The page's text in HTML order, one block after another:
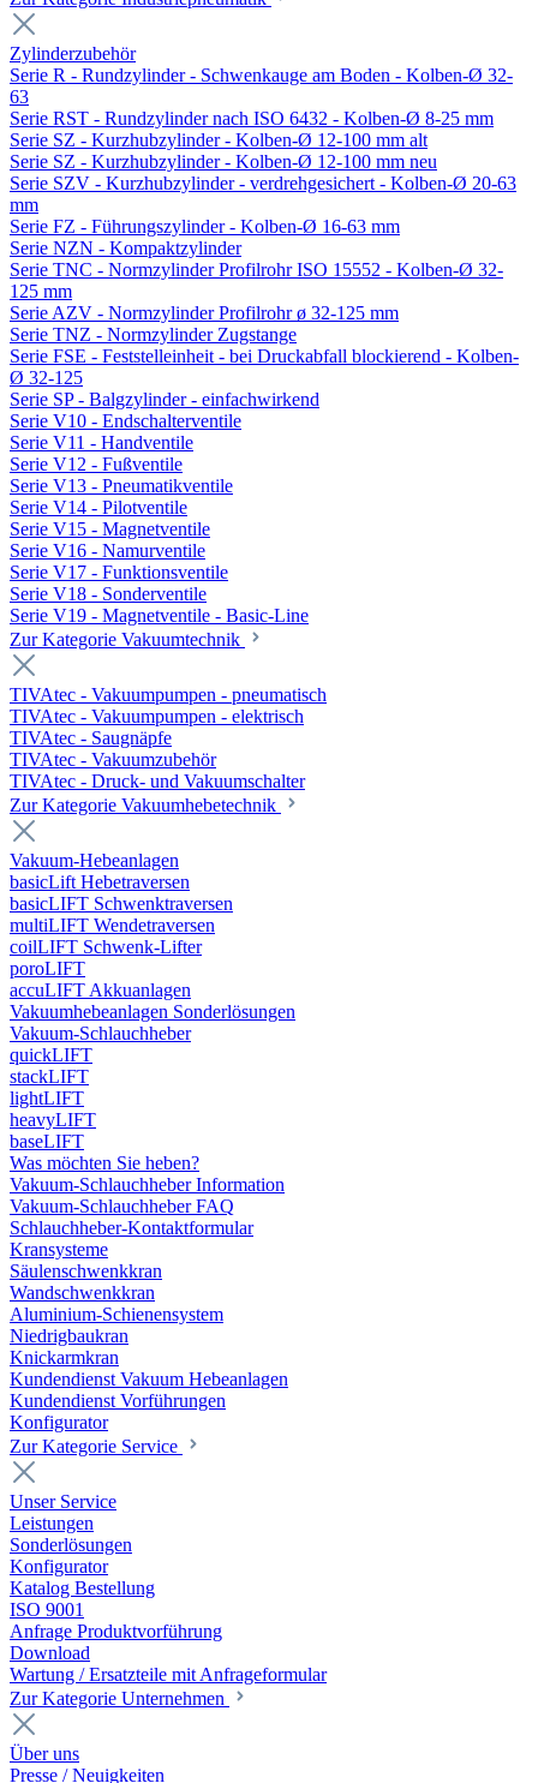
Zylinderzubehör
Serie R - Rundzylinder - Schwenkauge am Boden - Kolben-Ø 32-
63
Serie RST - Rundzylinder nach ISO 6432 - Kolben-Ø 8-25 mm
Serie SZ - Kurzhubzylinder - Kolben-Ø 12-100 mm alt
Serie SZ - Kurzhubzylinder - Kolben-Ø 12-100 mm neu
Serie SZV - Kurzhubzylinder - verdrehgesichert - Kolben-Ø 20-63
mm
Serie FZ - Führungszylinder - Kolben-Ø 16-63 mm
Serie NZN - Kompaktzylinder
Serie TNC - Normzylinder Profilrohr ISO 15552 - Kolben-Ø 32-
125 mm
Serie AZV - Normzylinder Profilrohr ø 32-125 mm
Serie TNZ - Normzylinder Zugstange
Serie FSE - Feststelleinheit - bei Druckabfall blockierend - Kolben-
Ø 32-125
Serie SP - Balgzylinder - einfachwirkend
Serie V10 - Endschalterventile
Serie V11 - Handventile
Serie V12 - Fußventile
Serie V13 - Pneumatikventile
Serie V14 - Pilotventile
Serie V15 - Magnetventile
Serie V16 - Namurventile
Serie V17 - Funktionsventile
Serie V18 - Sonderventile
Serie V19 - Magnetventile - Basic-Line
Zur Kategorie Vakuumtechnik
TIVAtec - Vakuumpumpen - pneumatisch
TIVAtec - Vakuumpumpen - elektrisch
TIVAtec - Saugnäpfe
TIVAtec - Vakuumzubehör
TIVAtec - Druck- und Vakuumschalter
Zur Kategorie Vakuumhebetechnik
Vakuum-Hebeanlagen
basicLift Hebetraversen
basicLIFT Schwenktraversen
multiLIFT Wendetraversen
coilLIFT Schwenk-Lifter
poroLIFT
accuLIFT Akkuanlagen
Vakuumhebeanlagen Sonderlösungen
Vakuum-Schlauchheber
quickLIFT
stackLIFT
lightLIFT
heavyLIFT
baseLIFT
Was möchten Sie heben?
Vakuum-Schlauchheber Information
Vakuum-Schlauchheber FAQ
Schlauchheber-Kontaktformular
Kransysteme
Säulenschwenkkran
Wandschwenkkran
Aluminium-Schienensystem
Niedrigbaukran
Knickarmkran
Kundendienst Vakuum Hebeanlagen
Kundendienst Vorführungen
Konfigurator
Zur Kategorie Service
Unser Service
Leistungen
Sonderlösungen
Konfigurator
Katalog Bestellung
ISO 9001
Anfrage Produktvorführung
Download
Wartung / Ersatzteile mit Anfrageformular
Zur Kategorie Unternehmen
Über uns
Presse / Neuigkeiten